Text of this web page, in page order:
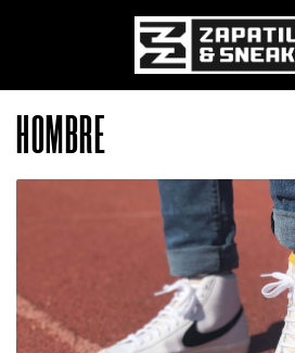
Pasar al contenido principal
HOMBRE